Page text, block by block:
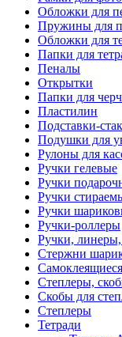
Обложки для
Пружины для
Обложки для
Папки для
Пеналы
Открытки
Папки для
Пластилин
Подставки-
Подушки для
Рулоны для
Ручки гелевые
Ручки
Ручки
Ручки
Ручки-роллеры
Ручки,
Стержни
Степлеры,
Скобы для
Степлеры
Тетради